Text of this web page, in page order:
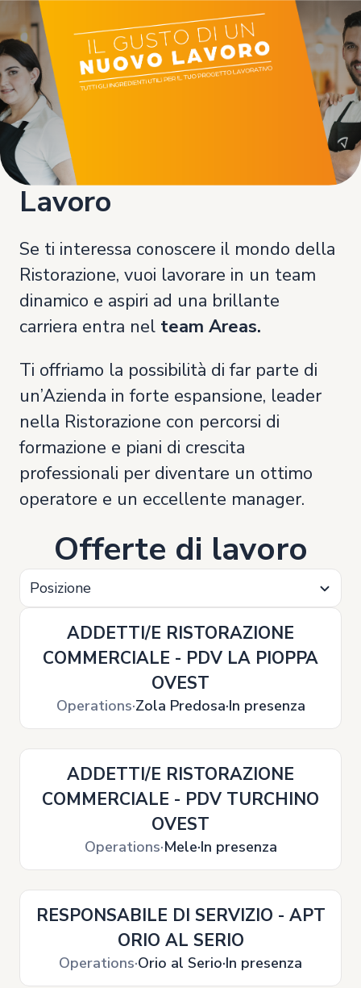
Lavoro
Se ti interessa conoscere il mondo della
Ristorazione, vuoi lavorare in un team
dinamico e aspiri ad una brillante
carriera entra nel team Areas.
Ti offriamo la possibilità di far parte di
un’Azienda in forte espansione, leader
nella Ristorazione con percorsi di
formazione e piani di crescita
professionali per diventare un ottimo
operatore e un eccellente manager.
Offerte di lavoro
Posizione
ADDETTI/E RISTORAZIONE
COMMERCIALE - PDV LA PIOPPA
OVEST
Operations Zola Predosa In presenza
ADDETTI/E RISTORAZIONE
COMMERCIALE - PDV TURCHINO
OVEST
Operations Mele In presenza
RESPONSABILE DI SERVIZIO - APT
ORIO AL SERIO
Operations Orio al Serio In presenza